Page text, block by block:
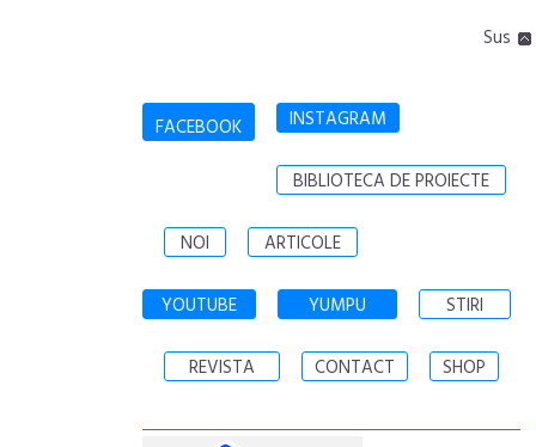
Sus
FACEBOOK INSTAGRAM
BIBLIOTECA DE PROIECTE
NOI ARTICOLE
YOUTUBE YUMPU STIRI
REVISTA CONTACT SHOP